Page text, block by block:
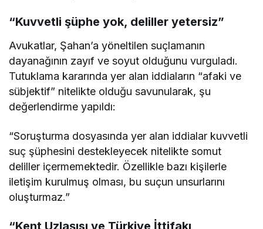
“Kuvvetli şüphe yok, deliller yetersiz”
Avukatlar, Şahan’a yöneltilen suçlamanın
dayanağının zayıf ve soyut olduğunu vurguladı.
Tutuklama kararında yer alan iddiaların “afaki ve
sübjektif” nitelikte olduğu savunularak, şu
değerlendirme yapıldı:
“Soruşturma dosyasında yer alan iddialar kuvvetli
suç şüphesini destekleyecek nitelikte somut
deliller içermemektedir. Özellikle bazı kişilerle
iletişim kurulmuş olması, bu suçun unsurlarını
oluşturmaz.”